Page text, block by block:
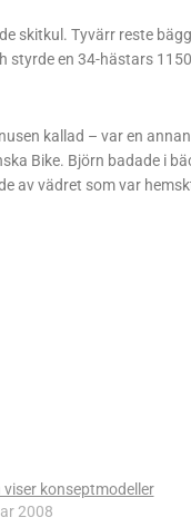
skitkul. Tyvärr reste
en 34-hästars 1150
kallad – var en
Bike. Björn badade i
av vädret som var
viser konseptmodeller
2008